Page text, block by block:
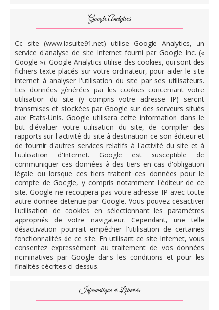
Google Analytics
Ce site (www.lasuite91.net) utilise Google Analytics, un
service d'analyse de site Internet fourni par Google Inc. («
Google »). Google Analytics utilise des cookies, qui sont des
fichiers texte placés sur votre ordinateur, pour aider le site
internet à analyser l'utilisation du site par ses utilisateurs.
Les données générées par les cookies concernant votre
utilisation du site (y compris votre adresse IP) seront
transmises et stockées par Google sur des serveurs situés
aux Etats-Unis. Google utilisera cette information dans le
but d'évaluer votre utilisation du site, de compiler des
rapports sur l'activité du site à destination de son éditeur et
de fournir d'autres services relatifs à l'activité du site et à
l'utilisation d'Internet. Google est susceptible de
communiquer ces données à des tiers en cas d'obligation
légale ou lorsque ces tiers traitent ces données pour le
compte de Google, y compris notamment l'éditeur de ce
site. Google ne recoupera pas votre adresse IP avec toute
autre donnée détenue par Google. Vous pouvez désactiver
l'utilisation de cookies en sélectionnant les paramètres
appropriés de votre navigateur. Cependant, une telle
désactivation pourrait empêcher l'utilisation de certaines
fonctionnalités de ce site. En utilisant ce site Internet, vous
consentez expressément au traitement de vos données
nominatives par Google dans les conditions et pour les
finalités décrites ci-dessus.
Informatique et Libertés